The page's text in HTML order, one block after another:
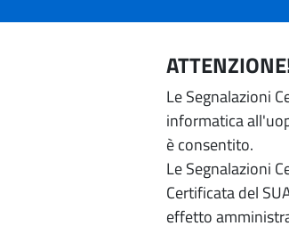
Le Segnalazioni
informatica
è consentito.
Le Segnalazioni
Certificata del
effetto